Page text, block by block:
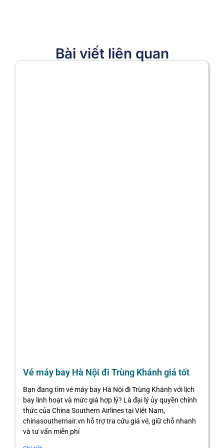
Bài viết liên quan
Vé máy bay Hà Nội đi Trùng Khánh giá tốt
Bạn đang tìm vé máy bay Hà Nội đi Trùng Khánh với lịch
bay linh hoạt và mức giá hợp lý? Là đại lý ủy quyền chính
thức của China Southern Airlines tại Việt Nam,
chinasouthernair.vn hỗ trợ tra cứu giá vé, giữ chỗ nhanh
và tư vấn miễn phí